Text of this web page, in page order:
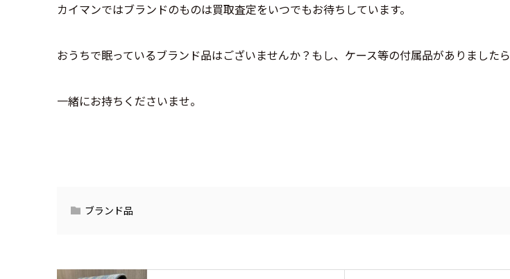
カイマンではブランドのものは買取査定をいつでもお待ちしています。
おうちで眠っているブランド品はございませんか？もし、ケース等の付属品がありましたら
一緒にお持ちくださいませ。
ブランド品